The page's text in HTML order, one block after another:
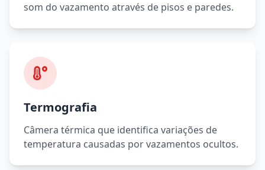
som do vazamento através de pisos e paredes.
Termografia
Câmera térmica que identifica variações de
temperatura causadas por vazamentos ocultos.